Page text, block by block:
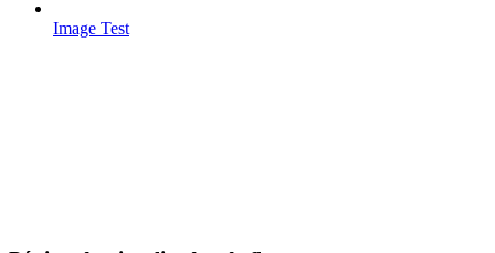
Image Test